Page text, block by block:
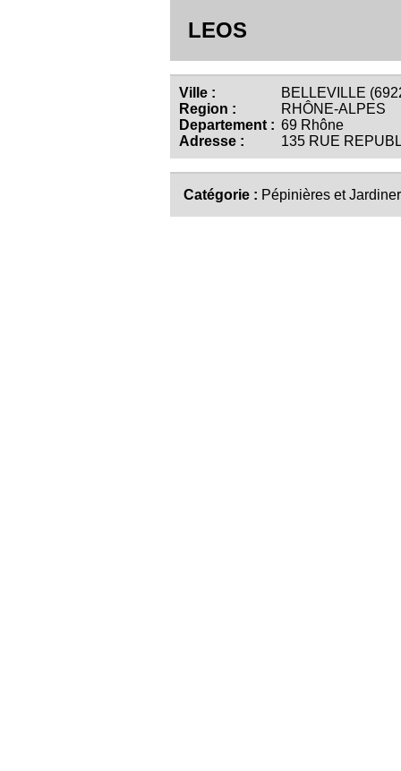
LEOS
Ville :
BELLEVILLE
Region :
RHÔNE-ALPES
Departement : 69 Rhône
Adresse :
135 RUE
Catégorie : Pépinières et